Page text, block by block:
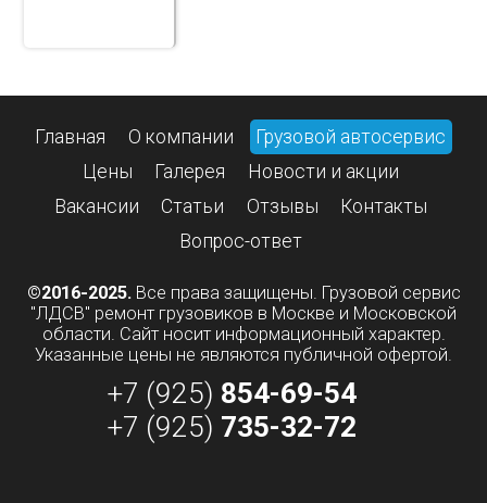
Главная О компании
Грузовой автосервис
Цены
Галерея
Новости и акции
Вакансии
Статьи Отзывы
Контакты
Вопрос-ответ
©2016-2025.Все права защищены. Грузовой сервис
"ЛДСВ" ремонт грузовиков в Москве и Московской
области. Сайт носит информационный характер.
Указанные цены не являются публичной офертой.
+7 (925) 854-69-54
+7 (925) 735-32-72